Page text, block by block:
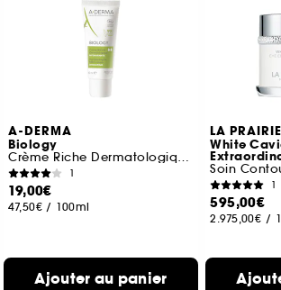
A-DERMA
Biology
Crème Riche Dermatologique Hydratante
1
19,00€
47,50€ / 100ml
Ajouter au panier
LA PRAIRIE
White
Soin
1
595,00€
2.975,00€ /